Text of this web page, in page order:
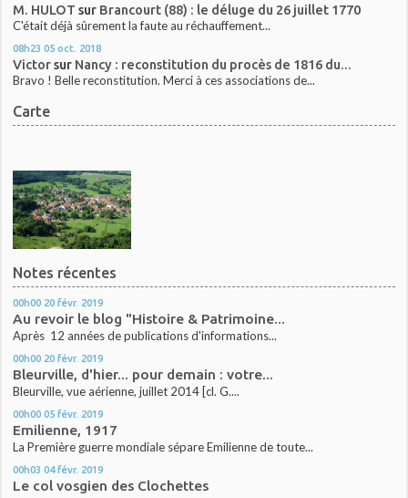
M. HULOT sur Brancourt (88) : le déluge du 26 juillet 1770
C'était déjà sûrement la faute au réchauffement...
08h23 05 oct. 2018
Victorsur Nancy : reconstitution du procès de 1816 du...
Bravo ! Belle reconstitution. Merci à ces associations de...
Carte
Notes récentes
00h00 20 févr. 2019
Au revoir le blog "Histoire & Patrimoine...
Après 12 années de publications d'informations...
00h00 20 févr. 2019
Bleurville, d'hier... pour demain : votre...
Bleurville, vue aérienne, juillet 2014 [cl. G....
00h00 05 févr. 2019
Emilienne, 1917
La Première guerre mondiale sépare Emilienne de toute...
00h03 04 févr. 2019
Le col vosgien des Clochettes